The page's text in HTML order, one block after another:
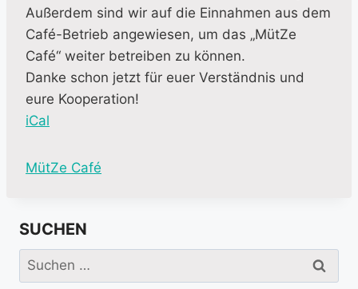
Außerdem sind wir auf die Einnahmen aus dem
Café-Betrieb angewiesen, um das „MütZe
Café“ weiter betreiben zu können.
Danke schon jetzt für euer Verständnis und
eure Kooperation!
iCal
M
e
i
n
MütZe Café
SUCHEN
Suchen
nach: